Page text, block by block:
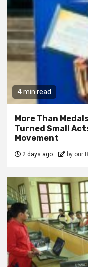
4 min read
More Than
Turned Small
Movement
2 days ago by our